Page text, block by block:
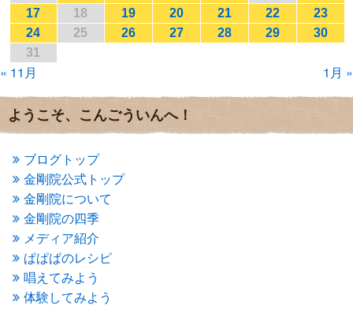
2017年1月(2)
2016年12月(4)
2016年11月(3)
2016年10月
2016年9月
2016年6月
(2)
2016年5月(3)
2016年4月
(4)
2016年3月(4)
2016年2月(5)
2016年1月(3)
2015年12月(6)
2015年11月(4)
2015年10月
(4)
2015年9月
(3)
2015年8月(4)
2015年7月(4)
17 18 19 20 21 22
23
24
25 26 27 28 29
30
31
« 11月 1月 »
ようこそ、こんごういんへ！
ブログトップ
金剛院公式トップ
金剛院について
金剛院の四季
メディア紹介
ぱぱぱのレシピ
唱えてみよう
体験してみよう